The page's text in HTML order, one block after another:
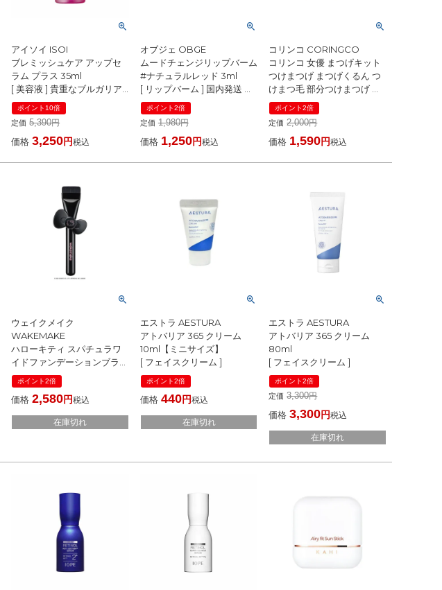
アイソイ ISOI
ブレミッシュケア アップセ
ラム プラス 35ml
[ 美容液 ] 貴重なブルガリア
ンローズオイル配合の美容液
くすみ 黒ずみ 保湿 エッセン
ス 国内発送 韓国コスメ ☆再
入荷
ポイント10倍
定価 5,390
価格 3,250 税込
オブジェ OBGE
ムードチェンジリップバーム
#ナチュラルレッド 3ml
[ リップバーム ] 国内発送 韓
国コスメ ☆再入荷
ポイント2倍
定価 1,980
価格 1,250 税込
コリンコ CORINGCO
コリンコ 女優 まつげキット
つけまつげ まつげくるん つ
けまつ毛 部分つけまつげ ま
つげエクステ つけまつげナ
チュラル 半永久 11mm
[ つけまつ毛]
ポイント2倍
定価 2,000
価格 1,590 税込
ウェイクメイク
WAKEMAKE
ハローキティ スパチュラワ
イドファンデーションブラシ
限定
[ ブラシ ] 国内発送 韓国コス
メ リキッドファンデ対応 ム
ラなく密着 薄づき 均一仕上
げ メイクブラシ
ポイント2倍
価格 2,580 税込
在庫切れ
エストラ AESTURA
アトバリア 365 クリーム
10ml【ミニサイズ】
[ フェイスクリーム ]
ポイント2倍
価格 440 税込
在庫切れ
エストラ AESTURA
アトバリア 365 クリーム
80ml
[ フェイスクリーム ]
ポイント2倍
定価 3,300
価格 3,300 税込
在庫切れ